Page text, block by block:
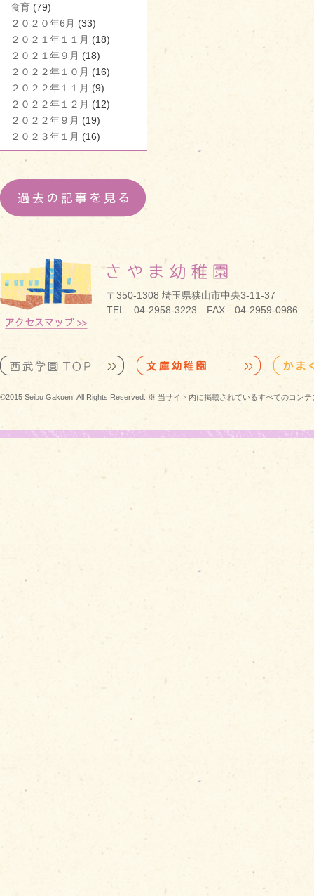
食育 (79)
２０２０年6月 (33)
２０２１年１１月 (18)
２０２１年９月 (18)
２０２２年１０月 (16)
２０２２年１１月 (9)
２０２２年１２月 (12)
２０２２年９月 (19)
２０２３年１月 (16)
〒350-1308 埼玉県狭山市中央3-11-37
TEL 04-2958-3223 FAX 04-2959-0986
©2015 Seibu Gakuen. All Rights Reserved. ※ 当サイト内に掲載されているすべてのコン